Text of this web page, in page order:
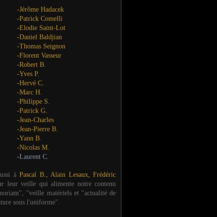
-Jérôme Hadacek
-Patrick Comelli
-Elodie Saint-Lot
-Daniel Baldjian
-Thomas Seignon
-Florent Vasseur
-Robert B.
-Yves P.
-Hervé C.
-Marc H.
-Philippe S.
-Patrick G.
-Jean-Charles
-Jean-Pierre B.
-Yann B.
-Nicolas M.
-Laurent C.
àPascal B., Alain Lesaux, Frédéric
leur veille qui alimente notre contenu
"veille matériels et "actualité de
sous l'uniforme".